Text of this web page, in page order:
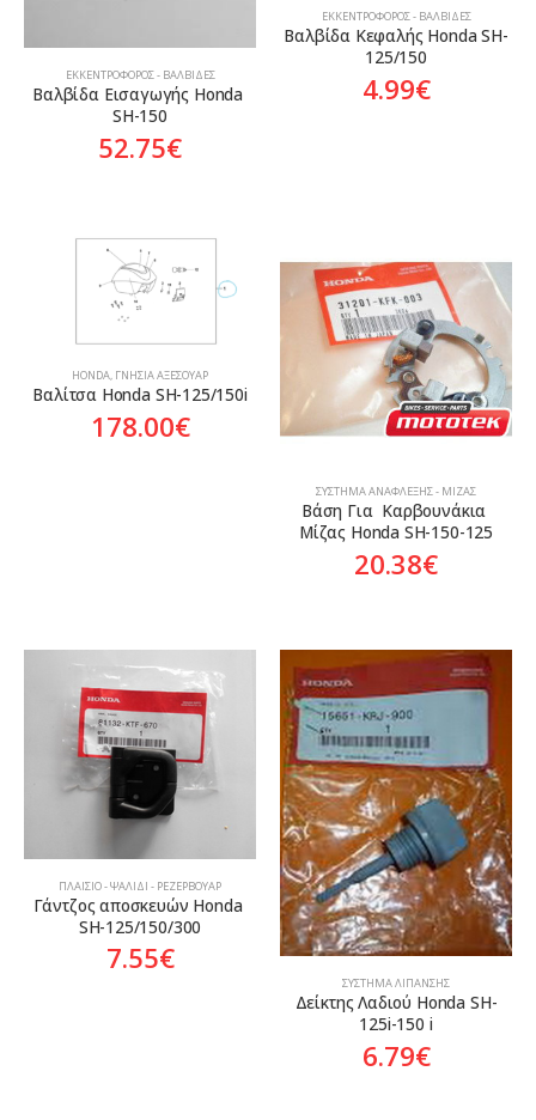
ΕΚΚΕΝΤΡΟΦΌΡΟΣ - ΒΑΛΒΊΔΕΣ
Βαλβίδα Εισαγωγής Honda
SH-150
52.75€
ΕΚΚΕΝΤΡΟΦΌΡΟΣ - ΒΑΛΒΊΔΕΣ
Βαλβίδα Κεφαλής Honda SH-
125/150
4.99€
HONDA, ΓΝΉΣΙΑ ΑΞΕΣΟΥΆΡ
Βαλίτσα Honda SH-125/150i
178.00€
ΣΎΣΤΗΜΑ ΑΝΆΦΛΕΞΗΣ - ΜΊΖΑΣ
Βάση Για  Καρβουνάκια
Μίζας Honda SH-150-125
20.38€
ΠΛΑΊΣΙΟ - ΨΑΛΊΔΙ - ΡΕΖΕΡΒΟΥΆΡ
Γάντζος αποσκευών Honda
SH-125/150/300
7.55€
ΣΎΣΤΗΜΑ ΛΊΠΑΝΣΗΣ
Δείκτης Λαδιού Honda SH-
125i-150 i
6.79€